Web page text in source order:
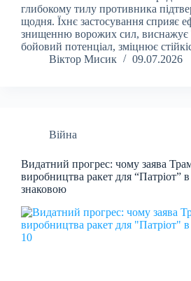
глибокому тилу противника
щодня. Їхнє застосування сприяє
знищенню ворожих сил, виснажує
бойовий потенціал, зміцнює
Віктор Мисик
09.07.2026
Війна
Видатний прогрес: чому заява
виробництва ракет для “Патріот” в
знаковою